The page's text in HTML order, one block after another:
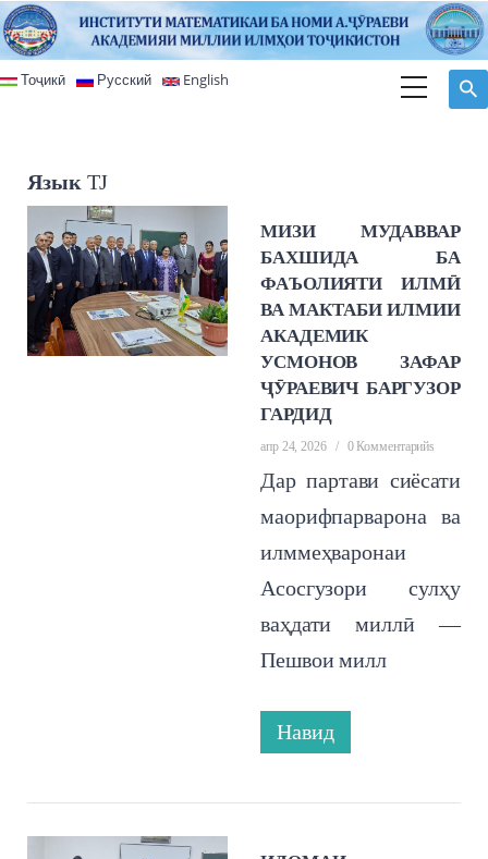
Перейти к основному содержанию
Тоҷикӣ Русский English
Язык TJ
МИЗИ МУДАВВАР
БАХШИДА БА
ФАЪОЛИЯТИ ИЛМӢ
ВА МАКТАБИ ИЛМИИ
АКАДЕМИК
УСМОНОВ ЗАФАР
ҶӮРАЕВИЧ БАРГУЗОР
ГАРДИД
апр 24, 2026 / 0 Комментарийs
Дар партави сиёсати
маорифпарварона ва
илммеҳваронаи
Асосгузори сулҳу
ваҳдати миллӣ —
Пешвои милл
Навид